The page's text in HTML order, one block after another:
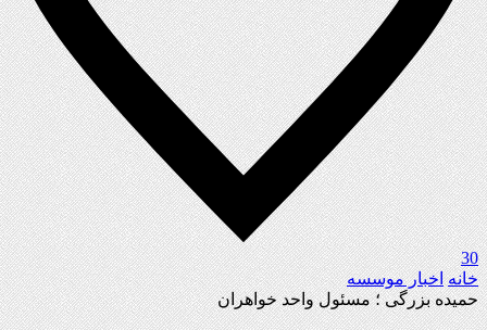
30
خانه اخبار موسسه
حمیده بزرگی ؛ مسئول واحد خواهران